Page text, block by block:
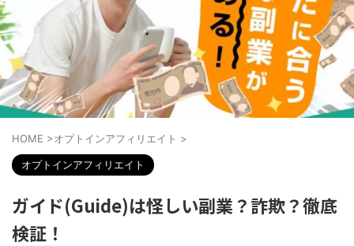
HOME >オプトインアフィリエイト >
オプトインアフィリエイト
ガイド(Guide)は怪しい副業？詐欺？徹底
検証！